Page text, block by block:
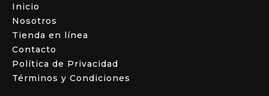
Inicio
Nosotros
Tienda en línea
Contacto
Política de Privacidad
Términos y Condiciones